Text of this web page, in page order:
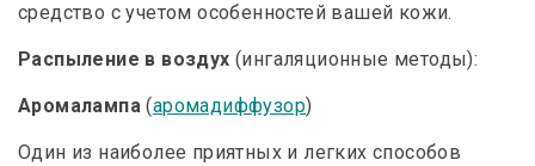
средство с учетом особенностей вашей кожи.
Распыление в воздух (ингаляционные методы):
Аромалампа(аромадиффузор)
Один из наиболее приятных и легких способов